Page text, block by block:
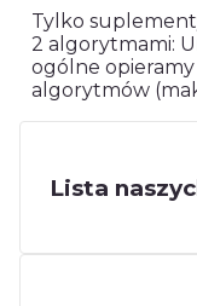
Tylko
2 algorytmami:
ogólne
algorytmów
Lista